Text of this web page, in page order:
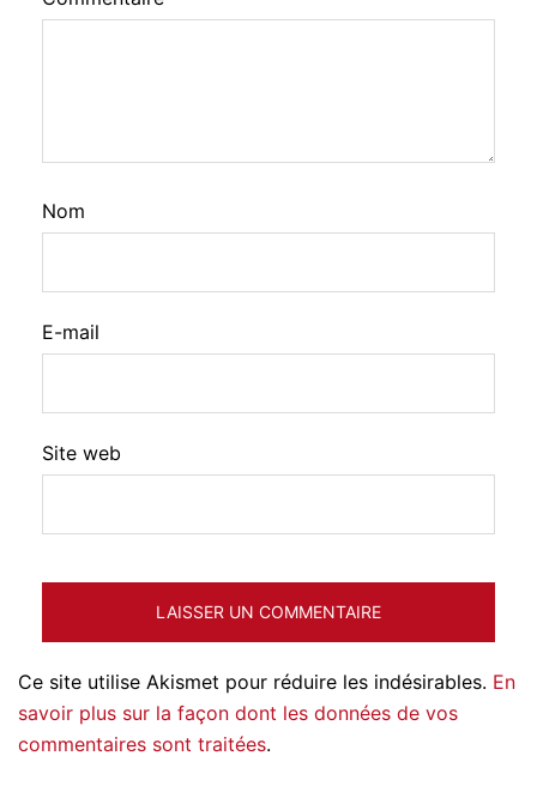
Nom
E-mail
Site web
Ce site utilise Akismet pour réduire les indésirables. En
savoir plus sur la façon dont les données de vos
commentaires sont traitées.